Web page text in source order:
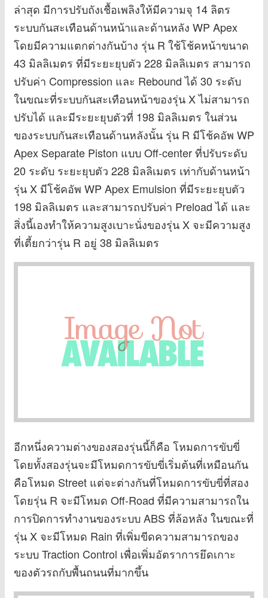
ล่าสุด มีการปรับถังเชื้อเพลิงให้มีความจุ 14 ลิตร
ระบบกันสะเทือนด้านหน้าและด้านหลัง WP Apex
โดยมีความแตกต่างกันบ้าง รุ่น R ใช้โช้คหน้าขนาด
43 มิลลิเมตร ที่มีระยะยุบตัว 228 มิลลิเมตร สามารถ
ปรับค่า Compression และ Rebound ได้ 30 ระดับ
ในขณะที่ระบบกันสะเทือนหน้าของรุ่น X ไม่สามารถ
ปรับได้ และมีระยะยุบตัวที่ 198 มิลลิเมตร ในส่วน
ของระบบกันสะเทือนด้านหลังนั้น รุ่น R มีโช้คอัพ WP
Apex Separate Piston แบบ Off-center ที่ปรับระดับ
20 ระดับ ระยะยุบตัว 228 มิลลิเมตร เท่ากับด้านหน้า
รุ่น X มีโช้คอัพ WP Apex Emulsion ที่มีระยะยุบตัว
198 มิลลิเมตร และสามารถปรับค่า Preload ได้ และ
สิ่งนี้เองทำให้ความสูงเบาะนั่งของรุ่น X จะมีความสูง
ที่เตี้ยกว่ารุ่น R อยู่ 38 มิลลิเมตร
อีกหนึ่งความต่างของสองรุ่นนี้ก็คือ โหมดการขับขี่
โดยทั้งสองรุ่นจะมีโหมดการขับขี่เริ่มต้นที่เหมือนกัน
คือโหมด Street แต่จะต่างกันที่โหมดการขับขี่ที่สอง
โดยรุ่น R จะมีโหมด Off-Road ที่มีความสามารถใน
การปิดการทำงานของระบบ ABS ที่ล้อหลัง ในขณะที่
รุ่น X จะมีโหมด Rain ที่เพิ่มขีดความสามารถของ
ระบบ Traction Control เพื่อเพิ่มอัตราการยึดเกาะ
ของตัวรถกับพื้นถนนที่มากขึ้น